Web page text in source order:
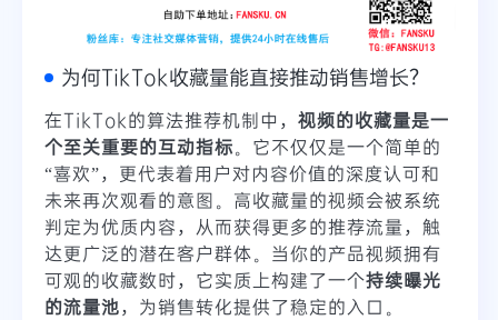
为何TikTok收藏量能直接推动销售增长？
在TikTok的算法推荐机制中， 视频的收藏量是一
个至关重要的互动指标。它不仅仅是一个简单的
“喜欢”，更代表着用户对内容价值的深度认可和
未来再次观看的意图。高收藏量的视频会被系统
判定为优质内容，从而获得更多的推荐流量，触
达更广泛的潜在客户群体。当你的产品视频拥有
可观的收藏数时，它实质上构建了一个持续曝光
的流量池，为销售转化提供了稳定的入口。